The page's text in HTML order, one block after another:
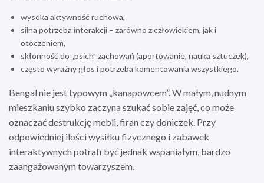
wysoka aktywność ruchowa,
silna potrzeba interakcji – zarówno z człowiekiem, jak i
otoczeniem,
skłonność do „psich” zachowań (aportowanie, nauka sztuczek),
często wyraźny głos i potrzeba komentowania wszystkiego.
Bengal nie jest typowym „kanapowcem”. W małym, nudnym
mieszkaniu szybko zaczyna szukać sobie zajęć, co może
oznaczać destrukcję mebli, firan czy doniczek. Przy
odpowiedniej ilości wysiłku fizycznego i zabawek
interaktywnych potrafi być jednak wspaniałym, bardzo
zaangażowanym towarzyszem.